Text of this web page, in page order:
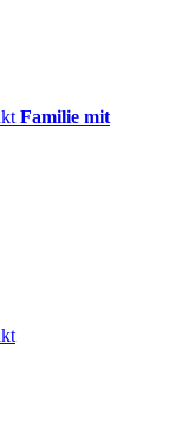
Familie mit